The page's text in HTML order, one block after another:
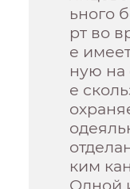
ьного
рт во
е
ную на
е
ким